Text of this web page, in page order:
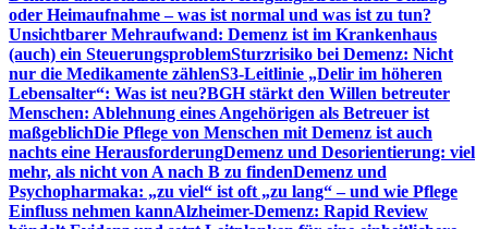
oder Heimaufnahme – was ist normal und was ist zu tun?
Unsichtbarer Mehraufwand: Demenz ist im Krankenhaus
(auch) ein SteuerungsproblemSturzrisiko bei Demenz: Nicht
nur die Medikamente zählenS3-Leitlinie „Delir im höheren
Lebensalter“: Was ist neu?BGH stärkt den Willen betreuter
Menschen: Ablehnung eines Angehörigen als Betreuer ist
maßgeblichDie Pflege von Menschen mit Demenz ist auch
nachts eine HerausforderungDemenz und Desorientierung: viel
mehr, als nicht von A nach B zu findenDemenz und
Psychopharmaka: „zu viel“ ist oft „zu lang“ – und wie Pflege
Einfluss nehmen kannAlzheimer-Demenz: Rapid Review